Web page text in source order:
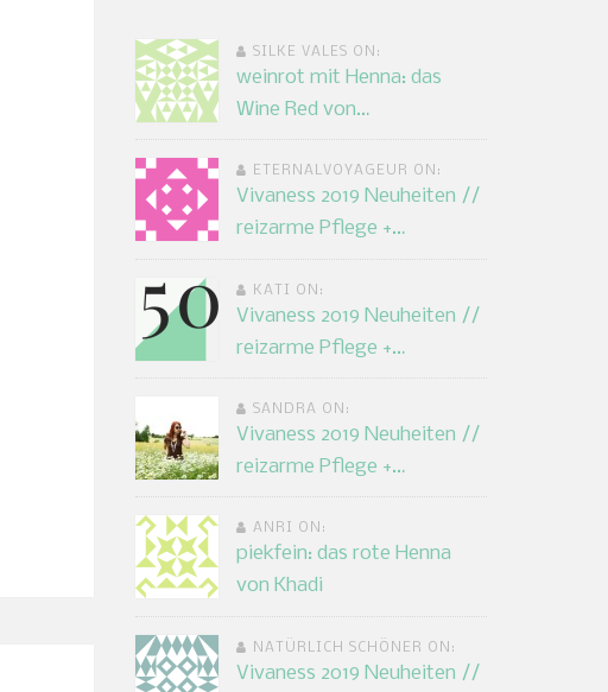
SILKE VALES ON:
weinrot mit Henna: das
Wine Red von…
ETERNALVOYAGEUR ON:
Vivaness 2019 Neuheiten //
reizarme Pflege +…
KATI ON:
Vivaness 2019 Neuheiten //
reizarme Pflege +…
SANDRA ON:
Vivaness 2019 Neuheiten //
reizarme Pflege +…
ANRI ON:
piekfein: das rote Henna
von Khadi
NATÜRLICH SCHÖNER ON:
Vivaness 2019 Neuheiten //